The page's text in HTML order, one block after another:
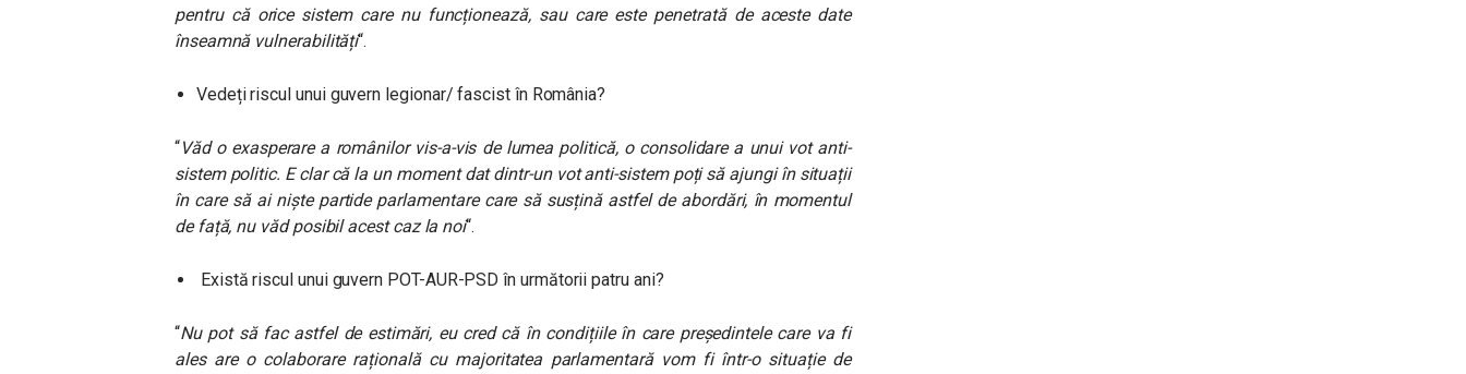
pentru că orice sistem care nu funcționează, sau care este penetrată de aceste date
înseamnă vulnerabilități“.
Vedeți riscul unui guvern legionar/ fascist în România?
“Văd o exasperare a românilor vis-a-vis de lumea politică, o consolidare a unui vot anti-
sistem politic. E clar că la un moment dat dintr-un vot anti-sistem poți să ajungi în situații
în care să ai niște partide parlamentare care să susțină astfel de abordări, în momentul
de față, nu văd posibil acest caz la noi“.
Există riscul unui guvern POT-AUR-PSD în următorii patru ani?
“Nu pot să fac astfel de estimări, eu cred că în condițiile în care președintele care va fi
ales are o colaborare rațională cu majoritatea parlamentară vom fi într-o situație de